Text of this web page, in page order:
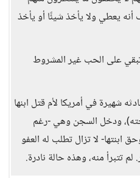
يعطي ولا يأخذ شيئًا أو يأخذ
تبقي على الحب غير المشروط
شهيرة في أمريكا لأم قتل ابنها
ودخل السجن وهي -رغم
ابنتها- لا تزال تطلب له العفو
لم تتبرأ منه، وهذه حالة نادرة.